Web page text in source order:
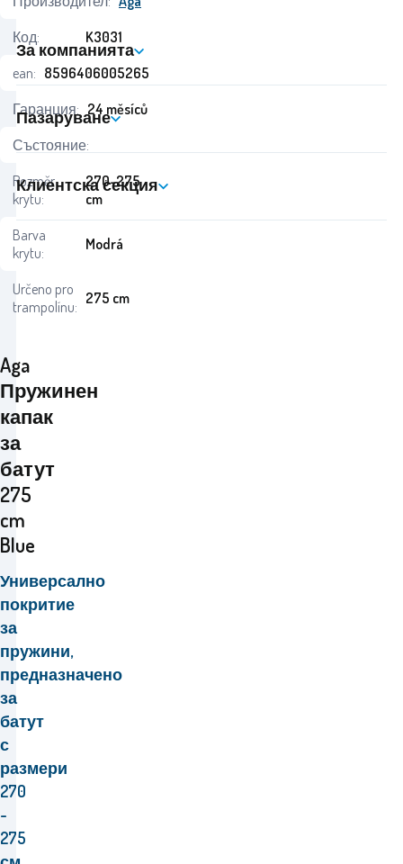
Aga
Пружинен
капак
за
батут
275
cm
Blue
Универсално
покритие
за
пружини,
предназначено
за
батут
с
размери
270
-
275
Код:
K3031
ean: 8596406005265
Гаранция: 24 měsíců
Състояние:
Rozměr
krytu:
270-275
cm
Barva
krytu:
Modrá
Určeno pro
trampolínu: 275 cm
За компанията
Пазаруване
Клиентска секция